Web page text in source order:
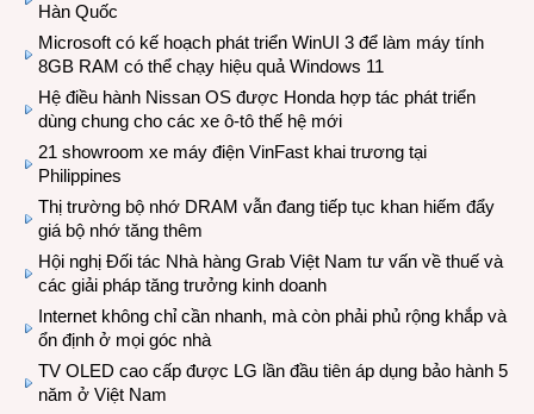
Hàn Quốc
Microsoft có kế hoạch phát triển WinUI 3 để làm máy tính
8GB RAM có thể chạy hiệu quả Windows 11
Hệ điều hành Nissan OS được Honda hợp tác phát triển
dùng chung cho các xe ô-tô thế hệ mới
21 showroom xe máy điện VinFast khai trương tại
Philippines
Thị trường bộ nhớ DRAM vẫn đang tiếp tục khan hiếm đẩy
giá bộ nhớ tăng thêm
Hội nghị Đối tác Nhà hàng Grab Việt Nam tư vấn về thuế và
các giải pháp tăng trưởng kinh doanh
Internet không chỉ cần nhanh, mà còn phải phủ rộng khắp và
ổn định ở mọi góc nhà
TV OLED cao cấp được LG lần đầu tiên áp dụng bảo hành 5
năm ở Việt Nam